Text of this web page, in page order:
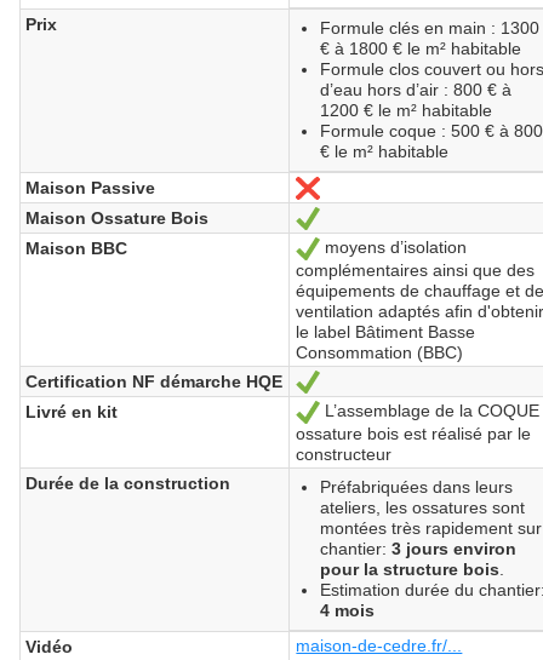
Prix
Formule clés en main : 1300
€ à 1800 € le m² habitable
Formule clos couvert ou hors
d’eau hors d’air : 800 € à
1200 € le m² habitable
Formule coque : 500 € à 800
€ le m² habitable
Maison Passive
Non
Maison Ossature Bois
Oui
Maison BBC
Oui
moyens d’isolation
complémentaires ainsi que des
équipements de chauffage et
ventilation adaptés afin
le label Bâtiment Basse
Consommation (BBC)
Certification NF démarche HQE
Oui
Livré en kit
Oui
L’assemblage de la COQUE
ossature bois est réalisé par le
constructeur
Durée de la construction
Préfabriquées dans leurs
ateliers, les ossatures sont
montées très rapidement sur
chantier: 3 jours environ
pour la structure bois.
Estimation durée du
4 mois
Vidéo
maison-de-cedre.fr/...